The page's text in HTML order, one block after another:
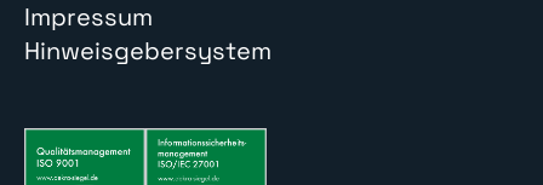
Impressum
Hinweisgebersystem